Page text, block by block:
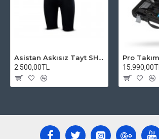
Asistan Askısız Tayt SH20 Pedli Siyah
2.500,00TL
15.990,00TL